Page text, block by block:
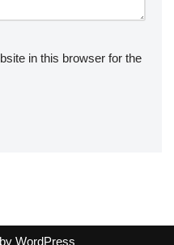
in this browser for the
WordPress